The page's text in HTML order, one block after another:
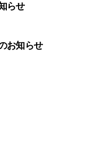
らせ
お知らせ